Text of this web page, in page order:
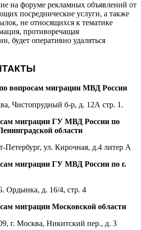
на форуме рекламных объявлений от
посреднические услуги, а также
не относящихся к тематике
противоречащая
будет оперативно удаляться
вопросам миграции МВД России
Чистопрудный б-р, д. 12А стр. 1.
миграции ГУ МВД России по
области
Петербург, ул. Кирочная, д.4 литер А
миграции ГУ МВД России по г.
Ордынка, д. 16/4, стр. 4
миграции Московской области
г. Москва, Никитский пер., д. 3